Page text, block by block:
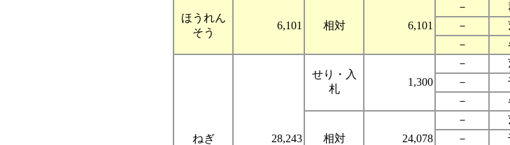
ほうれん
そう
6,101 相対 6,101
－
－
－
ねぎ 28,243
せり・入
札
1,300
－
－
－
相対 24,078
－
－